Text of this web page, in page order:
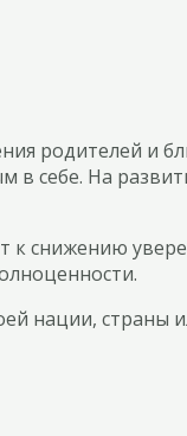
родителей и
себе. На
к снижению
нации, страны